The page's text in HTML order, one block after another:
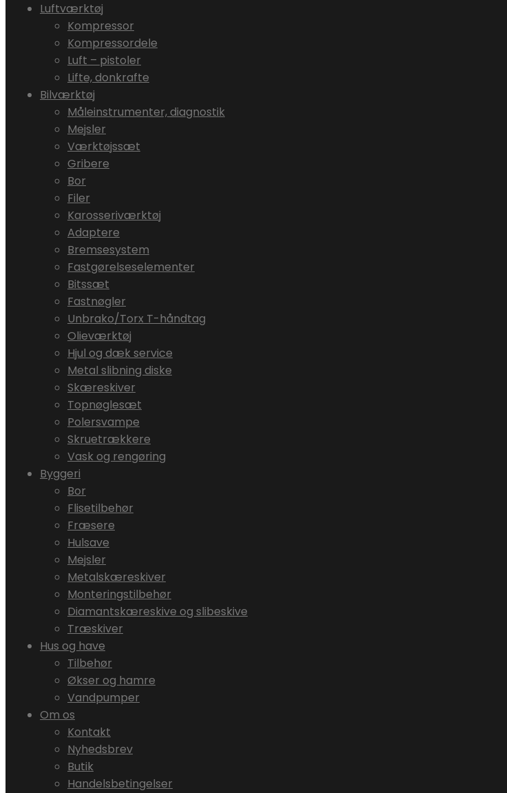
Luftværktøj
Kompressor
Kompressordele
Luft – pistoler
Lifte, donkrafte
Bilværktøj
Måleinstrumenter, diagnostik
Mejsler
Værktøjssæt
Gribere
Bor
Filer
Karosseriværktøj
Adaptere
Bremsesystem
Fastgørelseselementer
Bitssæt
Fastnøgler
Unbrako/Torx T-håndtag
Olieværktøj
Hjul og dæk service
Metal slibning diske
Skæreskiver
Topnøglesæt
Polersvampe
Skruetrækkere
Vask og rengøring
Byggeri
Bor
Flisetilbehør
Fræsere
Hulsave
Mejsler
Metalskæreskiver
Monteringstilbehør
Diamantskæreskive og slibeskive
Træskiver
Hus og have
Tilbehør
Økser og hamre
Vandpumper
Om os
Kontakt
Nyhedsbrev
Butik
Handelsbetingelser